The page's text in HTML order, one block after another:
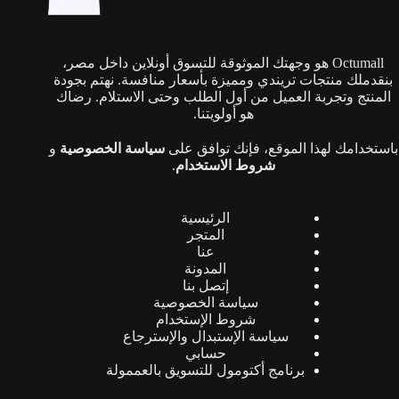
Octumall هو وجهتك الموثوقة للتسوق أونلاين داخل مصر،
بنقدملك منتجات تريندي ومميزة بأسعار منافسة. نهتم بجودة
المنتج وتجربة العميل من أول الطلب وحتى الاستلام. رضاك
هو أولويتنا.
باستخدامك لهذا الموقع، فإنك توافق علىسياسة الخصوصية و
شروط الاستخدام.
الرئيسية
المتجر
عنا
المدونة
إتصل بنا
سياسة الخصوصية
شروط الإستخدام
سياسة الإستبدال والإسترجاع
حسابي
برنامج أكتومول للتسويق بالعممولة